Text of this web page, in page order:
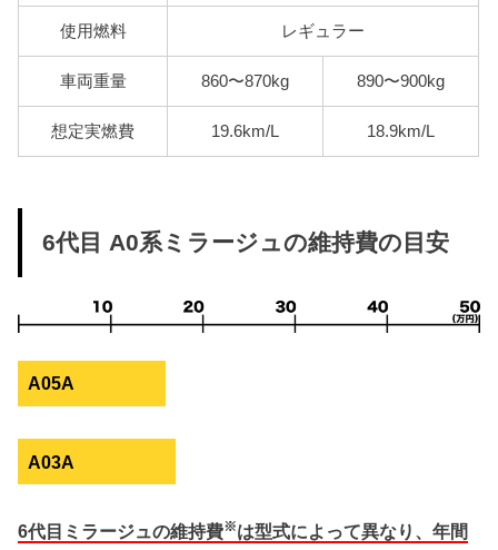
使用燃料 レギュラー
車両重量 860〜870kg 890〜900kg
想定実燃費 19.6km/L 18.9km/L
6代目 A0系ミラージュの維持費の目安
A05A
A03A
6代目ミラージュの維持費※は型式によって異なり、年間